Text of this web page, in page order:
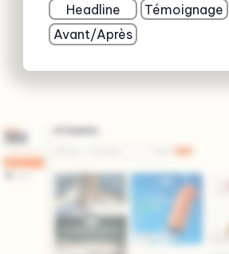
Headline
Témoignage
Avant/Après